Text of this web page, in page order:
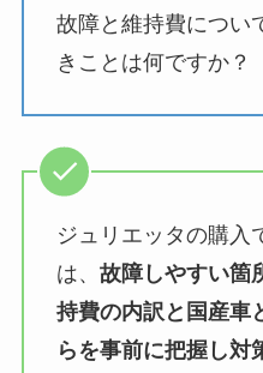
故障と維持費につい
きことは何ですか？
ジュリエッタの購入
は、 故障しやすい箇
持費の内訳と国産車
らを事前に把握し対